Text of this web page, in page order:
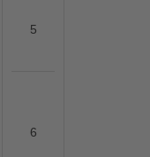
5
6